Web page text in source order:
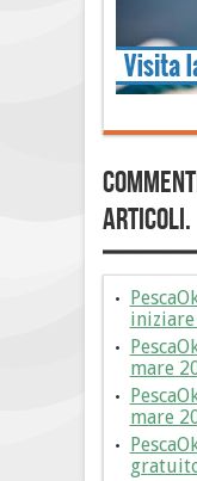
articoli.
iniziare
mare
mare